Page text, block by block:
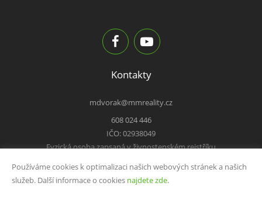
Kontakty
mdvorak@mmreality.cz
608 024 446
IČO: 02938049
Fyzická osoba zapsaná v živnostenském rejstříku
Používáme cookies k optimalizaci našich webových stránek a našich
služeb. Další informace o cookies najdete zde.